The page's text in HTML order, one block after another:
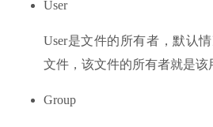
User
User是文件的所有者，默认
文件，该文件的所有者就是该
Group